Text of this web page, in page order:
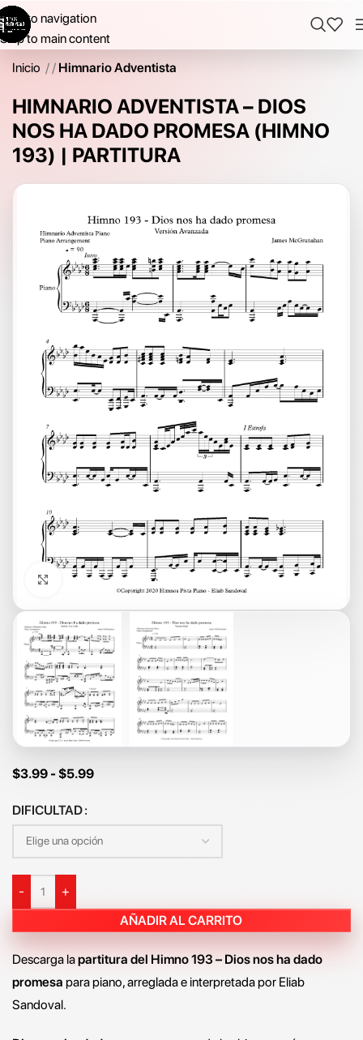
Skip to navigation
Skip to main content
Inicio / Himnario Adventista
HIMNARIO ADVENTISTA – DIOS
NOS HA DADO PROMESA (HIMNO
193) | PARTITURA
Click to enlarge
$3.99 - $5.99
DIFICULTAD
-
+
AÑADIR AL CARRITO
Descarga lapartitura del Himno 193 – Dios nos ha dado
promesa para piano, arreglada e interpretada por Eliab
Sandoval.